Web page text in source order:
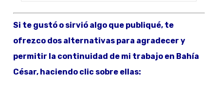
Si te gustó o sirvió algo que publiqué, te
ofrezco dos alternativas para agradecer y
permitir la continuidad de mi trabajo en Bahía
César, haciendo clic sobre ellas: